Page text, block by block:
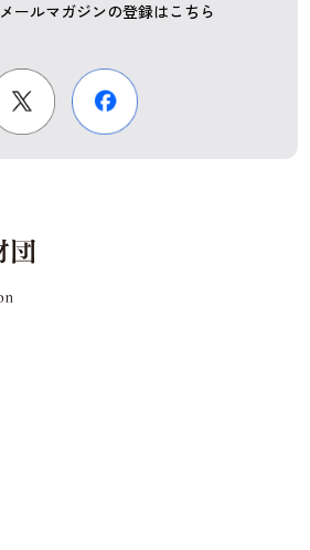
メールマガジンの登録はこちら